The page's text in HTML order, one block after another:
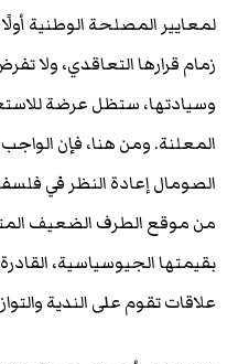
لمعايير المصلحة الوطنية أولًا
زمام قرارها التعاقدي، ولا
وسيادتها، ستظل عرضة
المعلنة. ومن هنا، فإن
الصومال إعادة النظر في
من موقع الطرف الضعيف
بقيمتها الجيوسياسية،
علاقات تقوم على الندية